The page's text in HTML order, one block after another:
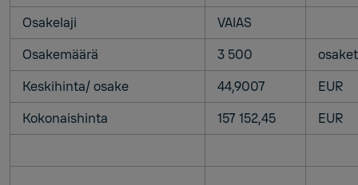
Osakelaji
VAIAS
Osakemäärä
3 500
Keskihinta/ osake
44,9007
EUR
Kokonaishinta
157 152,45 EUR